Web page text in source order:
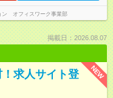
ン オフィスワーク事業部
掲載日：2026.08.07
NEW
求人サイト登